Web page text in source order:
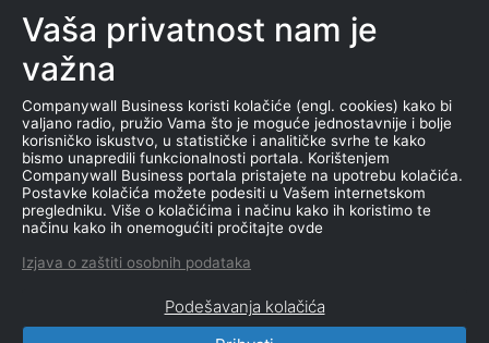
NEMA SUDSKIH OBJAVA
ROČIŠTA
NEMA SUDSKIH OBJAVA
Vaša privatnost nam je
važna
Companywall Business koristi kolačiće (engl. cookies) kako bi
valjano radio, pružio Vama što je moguće jednostavnije i bolje
korisničko iskustvo, u statističke i analitičke svrhe te kako
bismo unapredili funkcionalnosti portala. Korištenjem
Companywall Business portala pristajete na upotrebu kolačića.
Postavke kolačića možete podesiti u Vašem internetskom
pregledniku. Više o kolačićima i načinu kako ih koristimo te
načinu kako ih onemogućiti pročitajte ovde
Izjava o zaštiti osobnih podataka
Podešavanja kolačića